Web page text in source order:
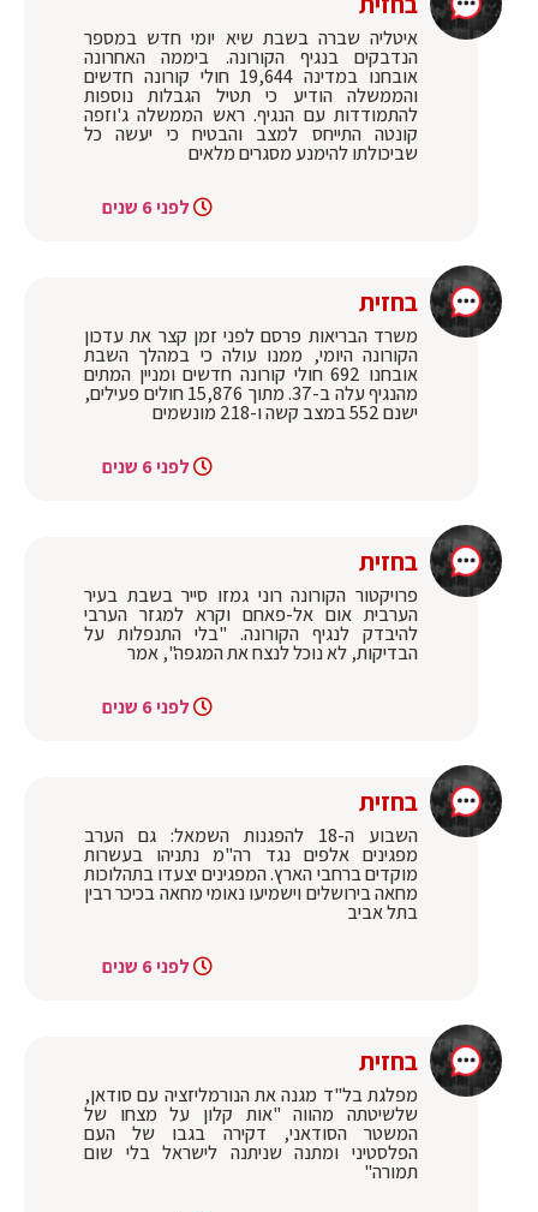
איטליה שברה בשבת שיא יומי חדש במספר
הנדבקים בנגיף הקורונה. ביממה האחרונה
אובחנו במדינה 19,644 חולי קורונה חדשים
והממשלה הודיע כי תטיל הגבלות נוספות
להתמודדות עם הנגיף. ראש הממשלה ג'וזפה
קונטה התייחס למצב והבטיח כי יעשה כל
שביכולתו להימנע מסגרים מלאים
לפני 6 שנים
בחזית
משרד הבריאות פרסם לפני זמן קצר את עדכון
הקורונה היומי, ממנו עולה כי במהלך השבת
אובחנו 692 חולי קורונה חדשים ומניין המתים
מהנגיף עלה ב-37. מתוך 15,876 חולים פעילים,
ישנם 552 במצב קשה ו-218 מונשמים
לפני 6 שנים
בחזית
פרויקטור הקורונה רוני גמזו סייר בשבת בעיר
הערבית אום אל-פאחם וקרא למגזר הערבי
להיבדק לנגיף הקורונה. "בלי התנפלות על
הבדיקות, לא נוכל לנצח את המגפה", אמר
לפני 6 שנים
בחזית
השבוע ה-18 להפגנות השמאל: גם הערב
מפגינים אלפים נגד רה"מ נתניהו בעשרות
מוקדים ברחבי הארץ. המפגינים יצעדו בתהלוכות
מחאה בירושלים וישמיעו נאומי מחאה בכיכר רבין
בתל אביב
לפני 6 שנים
בחזית
מפלגת בל"ד מגנה את הנורמליזציה עם סודאן,
שלשיטתה מהווה "אות קלון על מצחו של
המשטר הסודאני, דקירה בגבו של העם
הפלסטיני ומתנה שניתנה לישראל בלי שום
תמורה"